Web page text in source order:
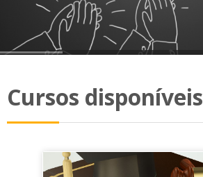
Cursos disponíveis